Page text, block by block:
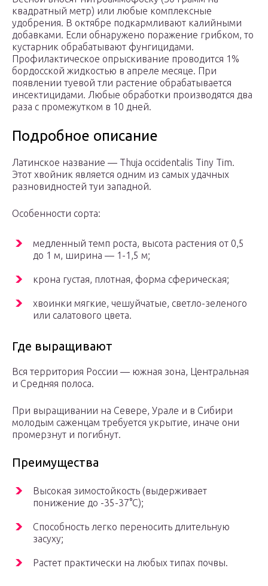
квадратный метр) или любые комплексные
удобрения. В октябре подкармливают калийными
добавками. Если обнаружено поражение грибком, то
кустарник обрабатывают фунгицидами.
Профилактическое опрыскивание проводится 1%
бордосской жидкостью в апреле месяце. При
появлении туевой тли растение обрабатывается
инсектицидами. Любые обработки производятся два
раза с промежутком в 10 дней.
Подробное описание
Латинское название — Thuja occidentalis Tiny Tim.
Этот хвойник является одним из самых удачных
разновидностей туи западной.
Особенности сорта:
медленный темп роста, высота растения от 0,5
до 1 м, ширина — 1-1,5 м;
крона густая, плотная, форма сферическая;
хвоинки мягкие, чешуйчатые, светло-зеленого
или салатового цвета.
Где выращивают
Вся территория России — южная зона, Центральная
и Средняя полоса.
При выращивании на Севере, Урале и в Сибири
молодым саженцам требуется укрытие, иначе они
промерзнут и погибнут.
Преимущества
Высокая зимостойкость (выдерживает
понижение до -35-37°С);
Способность легко переносить длительную
засуху;
Растет практически на любых типах почвы.